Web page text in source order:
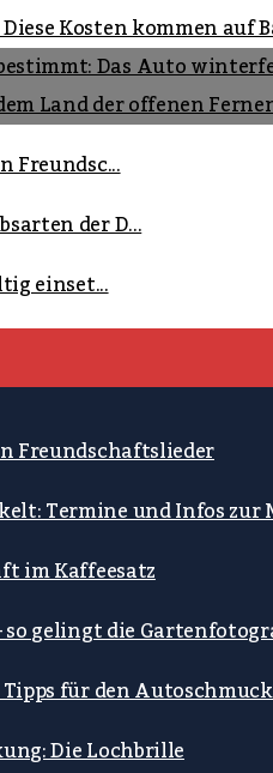
Kosten kommen auf
Das Auto
Land der offenen
Freundsc...
der D...
einset...
Freundschaftslieder
Termine und Infos
im Kaffeesatz
so gelingt die
für den
Die Lochbrille